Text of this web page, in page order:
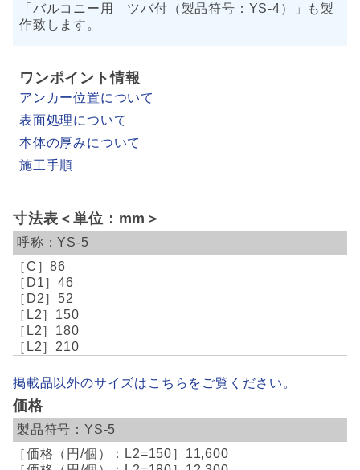
「バルコニー用 ツバ付（製品符号：YS-4）」も製
作致します。
ワンポイント情報
アンカー位置について
表面処理について
本体の厚みについて
施工手順
寸法表＜単位：mm＞
YS-5
86
46
52
150
180
210
掲載品以外のサイズはこちらをご覧ください。
価格
YS-5
11,600